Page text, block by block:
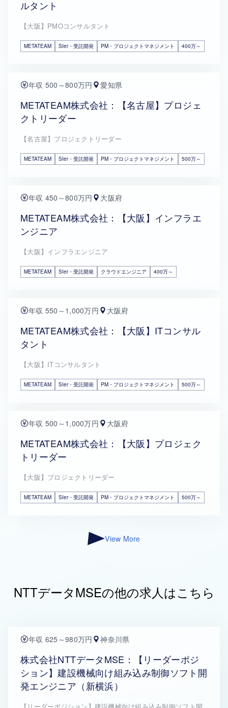
ルタント
【大阪】PMOコンサルタント
METATEAM SIer・受託開発 PM・プロジェクトマネジメント 400万～
年収 500～800万円 愛知県
METATEAM株式会社：【名古屋】プロジェ
クトリーダー
【名古屋】プロジェクトリーダー
METATEAM SIer・受託開発 PM・プロジェクトマネジメント 500万～
年収 450～800万円 大阪府
METATEAM株式会社：【大阪】インフラエ
ンジニア
【大阪】インフラエンジニア
METATEAM SIer・受託開発 クラウドエンジニア 400万～
年収 550～1,000万円 大阪府
METATEAM株式会社：【大阪】ITコンサル
タント
【大阪】ITコンサルタント
METATEAM SIer・受託開発 PM・プロジェクトマネジメント 500万～
年収 500～1,000万円 大阪府
METATEAM株式会社：【大阪】プロジェク
トリーダー
【大阪】プロジェクトリーダー
METATEAM SIer・受託開発 PM・プロジェクトマネジメント 500万～
View More
NTTデータMSEの他の求人はこちら
年収 625～980万円 神奈川県
株式会社NTTデータMSE：【リーダーポジ
ション】建設機械向け組み込み制御ソフト開
発エンジニア（新横浜）